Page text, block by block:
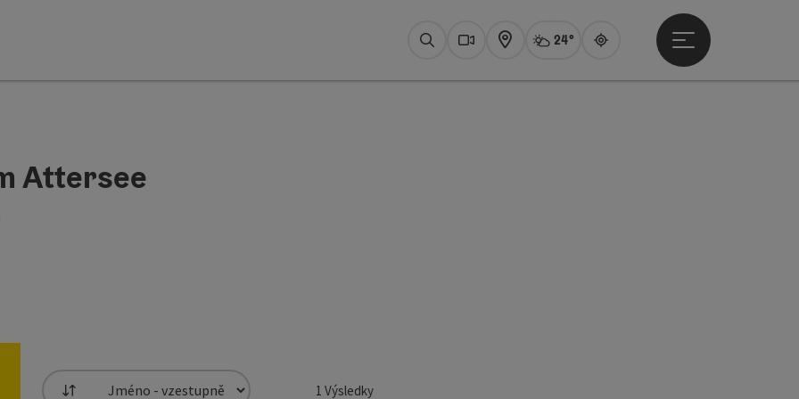
HledatWebovéMapa Aktuální počasíAttersee,
24°
Guide
Otevřít hlavní
Attersee
1 Výsledky